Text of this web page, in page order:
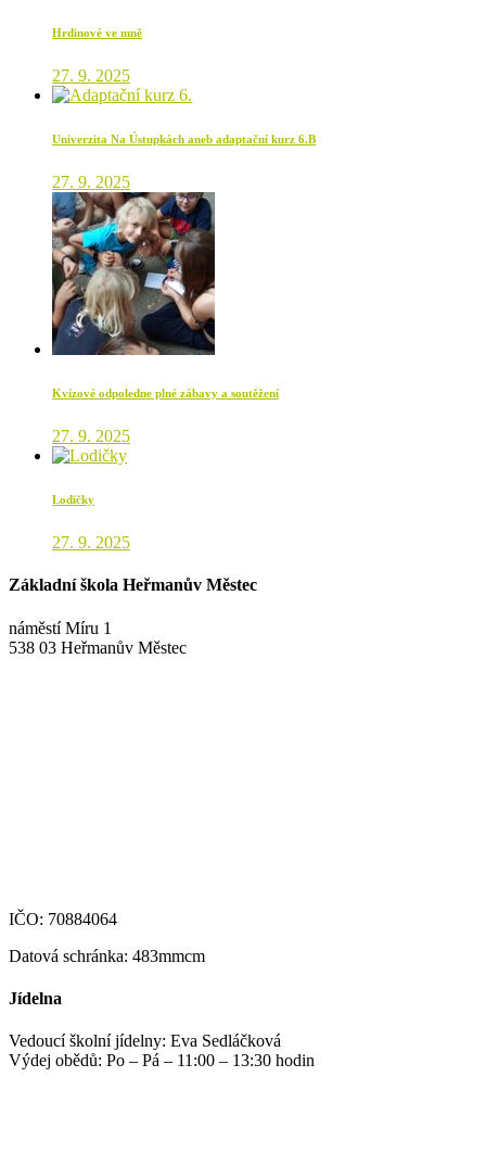
Hrdinové ve mně
27. 9. 2025
Univerzita Na Ústupkách aneb adaptační kurz 6.B
27. 9. 2025
Kvízové odpoledne plné zábavy a soutěžení
27. 9. 2025
Lodičky
27. 9. 2025
Základní škola Heřmanův Městec
náměstí Míru 1
538 03 Heřmanův Městec
IČO: 70884064
Datová schránka: 483mmcm
Jídelna
Vedoucí školní jídelny: Eva Sedláčková
Výdej obědů: Po – Pá – 11:00 – 13:30 hodin